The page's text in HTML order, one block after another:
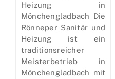
Heizung in
Mönchengladbach Die
Rönneper Sanitär und
Heizung ist ein
traditionsreicher
Meisterbetrieb in
Mönchengladbach mit